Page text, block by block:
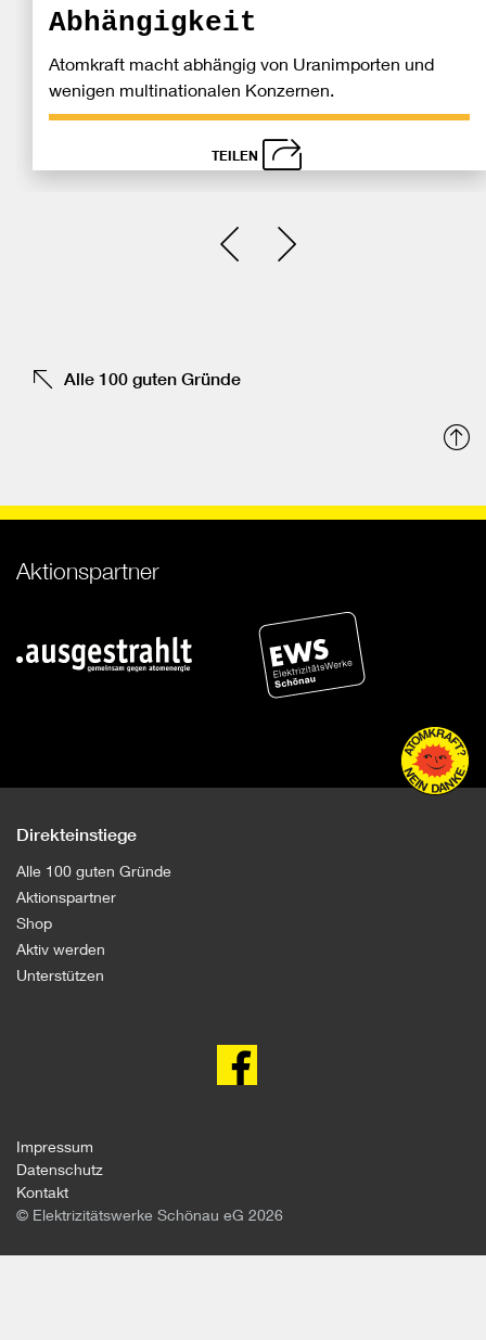
Abhängigkeit
Atomkraft macht abhängig von Uranimporten und
wenigen multinationalen Konzernen.
TEILEN
Einen Slide zurück
Einen Slide vor
Alle 100 guten Gründe
Aktionspartner
Direkteinstiege
Alle 100 guten Gründe
Aktionspartner
Shop
Aktiv werden
Unterstützen
Impressum
Datenschutz
Kontakt
© Elektrizitätswerke Schönau eG 2026